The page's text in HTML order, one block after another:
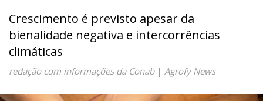
Crescimento é previsto apesar da
bienalidade negativa e intercorrências
climáticas
redação com informações da Conab| Agrofy News